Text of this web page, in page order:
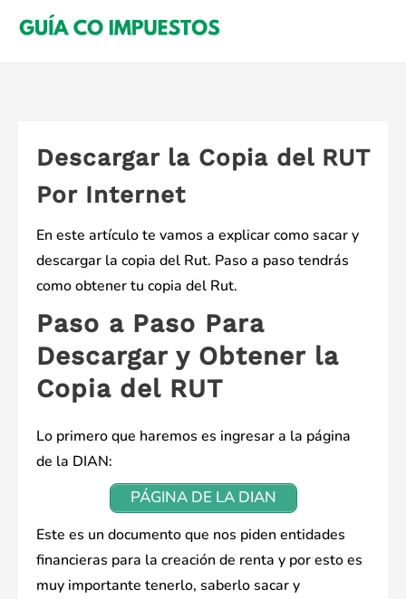
Descargar la Copia del RUT
Por Internet
En este artículo te vamos a explicar como sacar y
descargar la copia del Rut. Paso a paso tendrás
como obtener tu copia del Rut.
Paso a Paso Para
Descargar y Obtener la
Copia del RUT
Lo primero que haremos es ingresar a la página
de la DIAN:
PÁGINA DE LA DIAN
Este es un documento que nos piden entidades
financieras para la creación de renta y por esto es
muy importante tenerlo, saberlo sacar y